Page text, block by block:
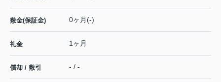
敷金(保証金) 0ヶ月(-)
礼金 1ヶ月
償却 / 敷引 - / -